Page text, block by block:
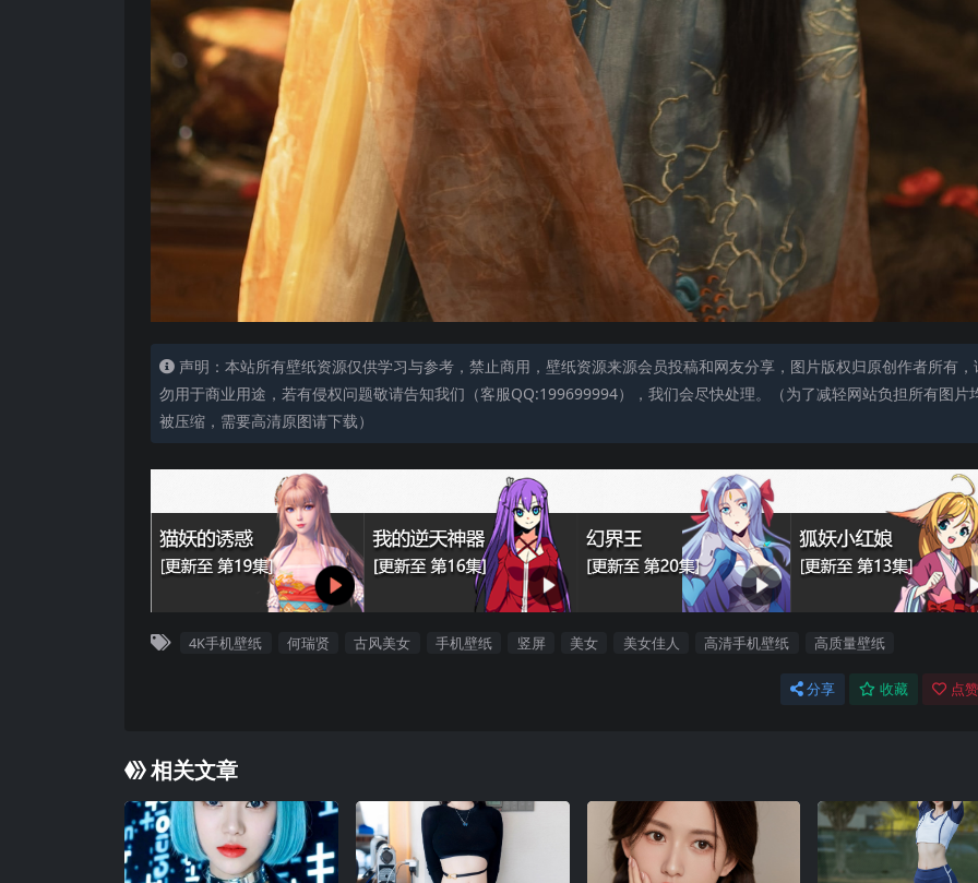
声明：本站所有壁纸资源仅供学习与参考，禁止商用，壁纸资源来源会员投稿和网友分享，图片版权归原创作者所有，
勿用于商业用途，若有侵权问题敬请告知我们（客服QQ:199699994），我们会尽快处理。（为了减轻网站负担所有图片
被压缩，需要高清原图请下载）
4K手机壁纸 何瑞贤 古风美女 手机壁纸 竖屏 美女 美女佳人 高清手机壁纸 高质量壁纸
分享 收藏 点
相关文章